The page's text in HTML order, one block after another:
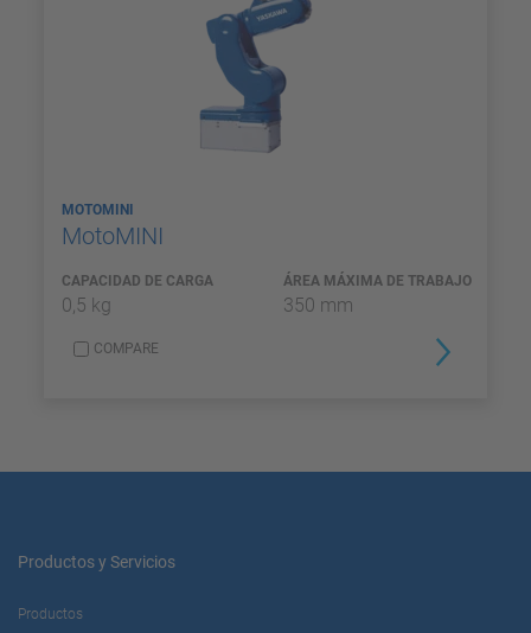
MOTOMINI
MotoMINI
CAPACIDAD DE CARGA
0,5 kg
ÁREA MÁXIMA DE TRABAJO
350 mm
COMPARE
Productos y Servicios
Productos